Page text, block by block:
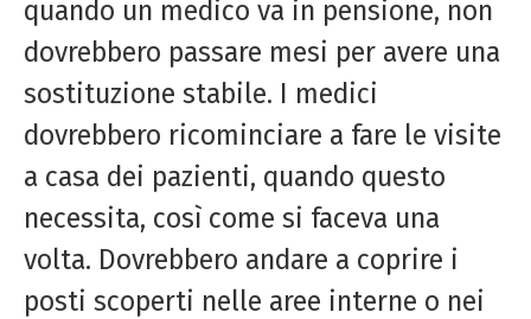
quando un medico va in pensione, non
dovrebbero passare mesi per avere una
sostituzione stabile. I medici
dovrebbero ricominciare a fare le visite
a casa dei pazienti, quando questo
necessita, così come si faceva una
volta. Dovrebbero andare a coprire i
posti scoperti nelle aree interne o nei